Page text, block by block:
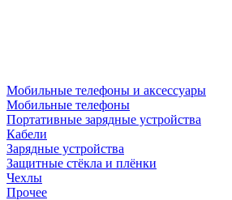
Мобильные телефоны и аксессуары
Мобильные телефоны
Портативные зарядные устройства
Кабели
Зарядные устройства
Защитные стёкла и плёнки
Чехлы
Прочее